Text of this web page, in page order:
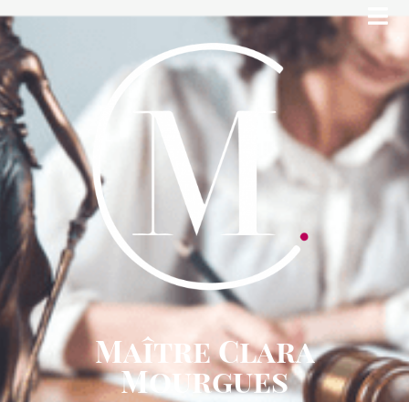
Maître Clara
Mourgues